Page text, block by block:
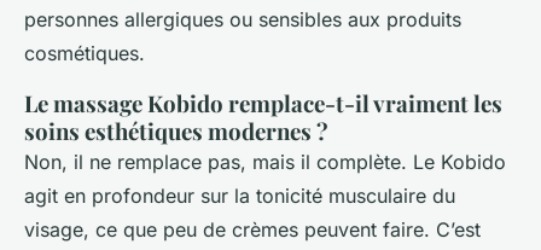
personnes allergiques ou sensibles aux produits
cosmétiques.
Le massage Kobido remplace-t-il vraiment les
soins esthétiques modernes ?
Non, il ne remplace pas, mais il complète. Le Kobido
agit en profondeur sur la tonicité musculaire du
visage, ce que peu de crèmes peuvent faire. C’est